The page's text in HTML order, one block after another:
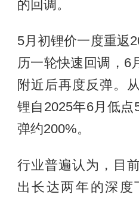
的回调。
5月初锂价一度重返
历一轮快速回调，6
附近后再度反弹。
锂自2025年6月低点
弹约200%。
行业普遍认为，目
出长达两年的深度